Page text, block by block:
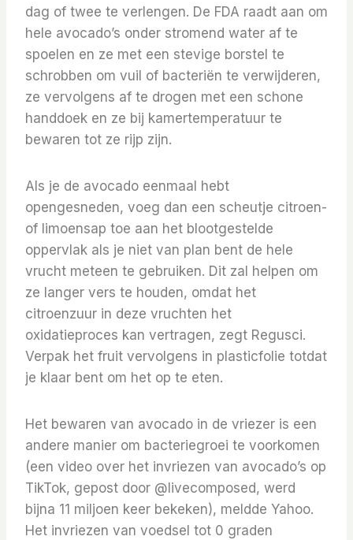
dag of twee te verlengen. De FDA raadt aan om
hele avocado’s onder stromend water af te
spoelen en ze met een stevige borstel te
schrobben om vuil of bacteriën te verwijderen,
ze vervolgens af te drogen met een schone
handdoek en ze bij kamertemperatuur te
bewaren tot ze rijp zijn.
Als je de avocado eenmaal hebt
opengesneden, voeg dan een scheutje citroen-
of limoensap toe aan het blootgestelde
oppervlak als je niet van plan bent de hele
vrucht meteen te gebruiken. Dit zal helpen om
ze langer vers te houden, omdat het
citroenzuur in deze vruchten het
oxidatieproces kan vertragen, zegt Regusci.
Verpak het fruit vervolgens in plasticfolie totdat
je klaar bent om het op te eten.
Het bewaren van avocado in de vriezer is een
andere manier om bacteriegroei te voorkomen
(een video over het invriezen van avocado’s op
TikTok, gepost door @livecomposed, werd
bijna 11 miljoen keer bekeken), meldde Yahoo.
Het invriezen van voedsel tot 0 graden